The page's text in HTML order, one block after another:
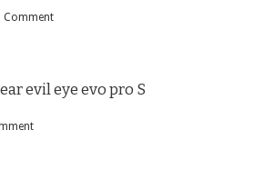
Comment
evil eye evo pro S